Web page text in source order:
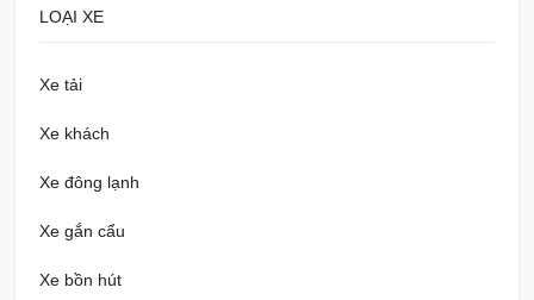
LOẠI XE
Xe tải
Xe khách
Xe đông lạnh
Xe gắn cẩu
Xe bồn hút